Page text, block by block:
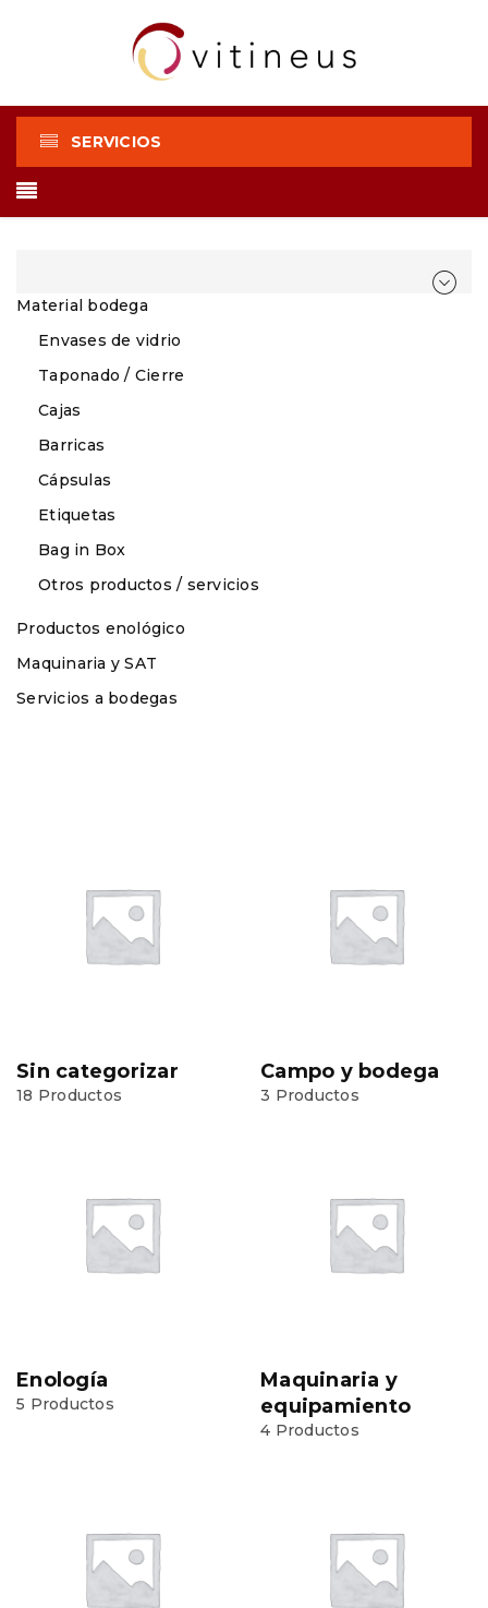
SERVICIOS
Material bodega
Envases de vidrio
Taponado / Cierre
Cajas
Barricas
Cápsulas
Etiquetas
Bag in Box
Otros productos / servicios
Productos enológico
Maquinaria y SAT
Servicios a bodegas
Sin categorizar
18 Productos
Campo y bodega
3 Productos
Enología
5 Productos
Maquinaria y
equipamiento
4 Productos